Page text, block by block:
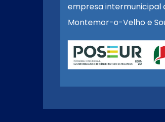
empresa intermunicipal
Montemor-o-Velho e